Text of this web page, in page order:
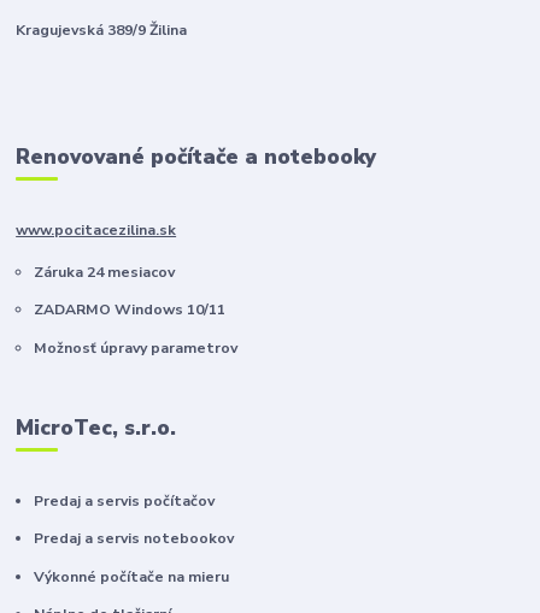
Kragujevská 389/9 Žilina
Renovované počítače a notebooky
www.pocitacezilina.sk
Záruka 24 mesiacov
ZADARMO Windows 10/11
Možnosť úpravy parametrov
MicroTec, s.r.o.
Predaj a servis počítačov
Predaj a servis notebookov
Výkonné počítače na mieru